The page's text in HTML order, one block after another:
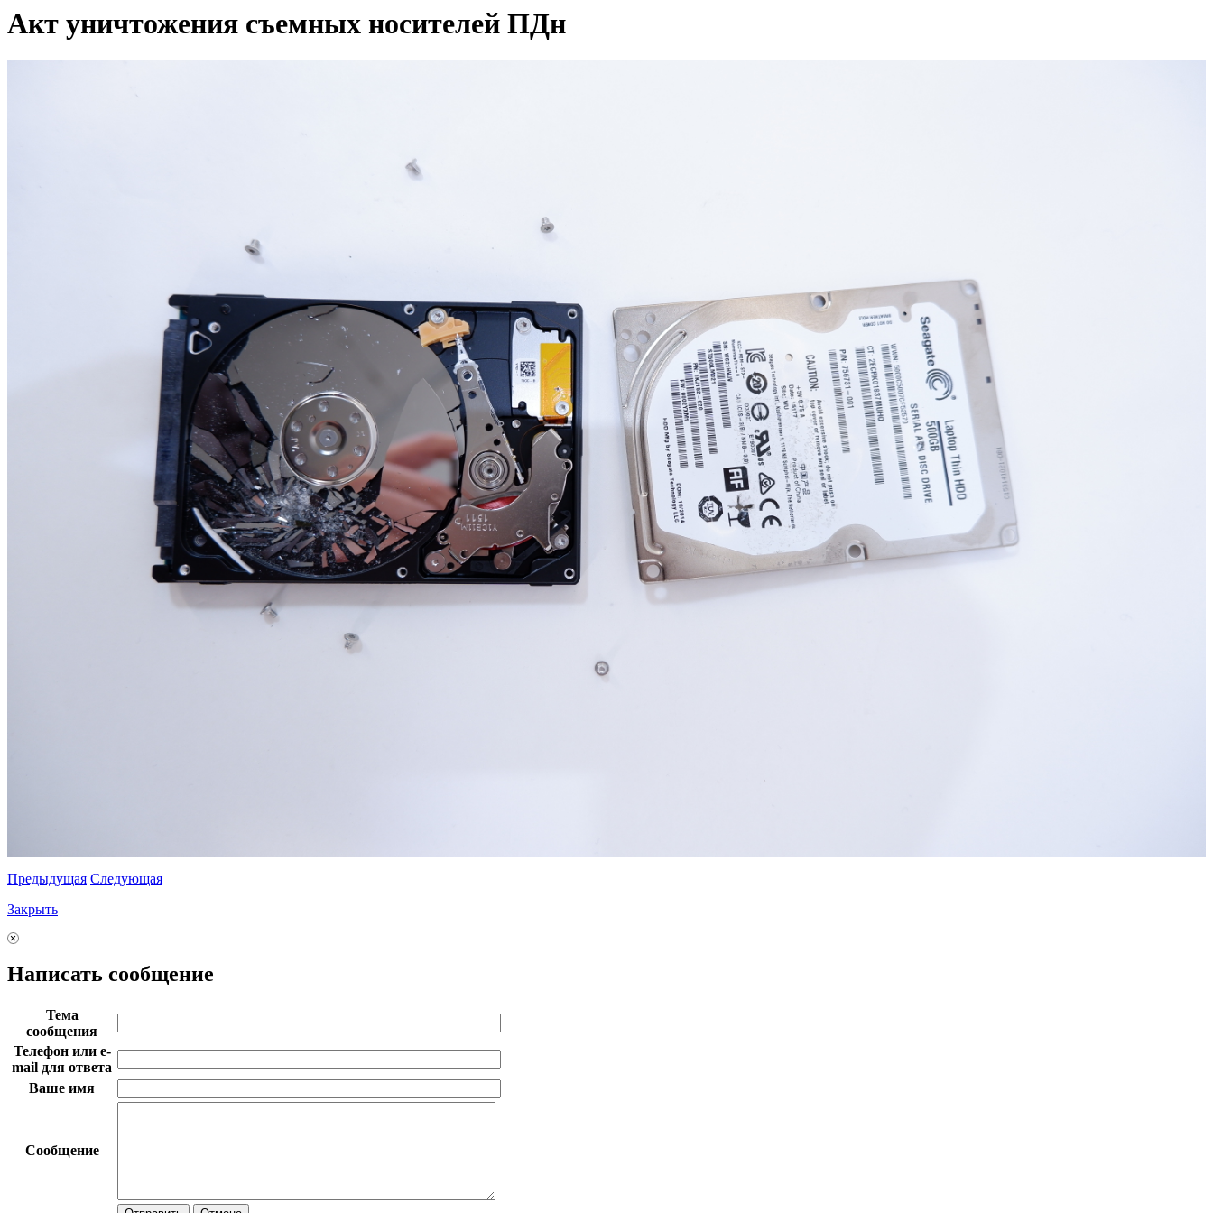
Акт уничтожения съемных носителей ПДн
Предыдущая Следующая
Закрыть
Написать сообщение
Тема
сообщения
Телефон или e-
mail для ответа
Ваше имя
Сообщение